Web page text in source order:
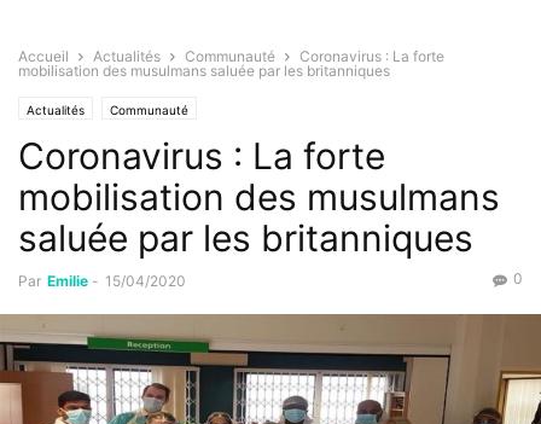
Accueil Actualités Communauté
Coronavirus : La forte
mobilisation des musulmans saluée par les britanniques
Actualités Communauté
Coronavirus : La forte
mobilisation des musulmans
saluée par les britanniques
Par Emilie - 15/04/2020 0